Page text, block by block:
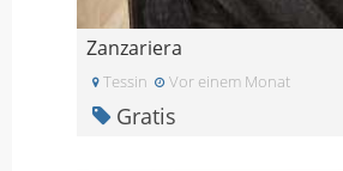
Zanzariera
Tessin Vor einem Monat
Gratis